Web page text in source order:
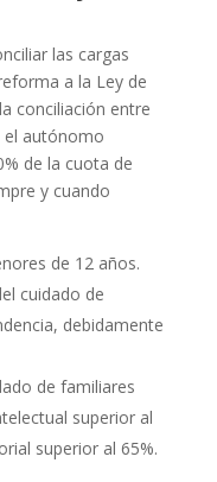
las cargas
a la Ley de
conciliación entre
el autónomo
de la cuota de
y cuando
de 12 años.
cuidado de
debidamente
de familiares
superior al
superior al 65%.